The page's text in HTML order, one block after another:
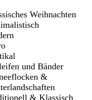
Weihnachten
und Bänder
&
& Klassisch